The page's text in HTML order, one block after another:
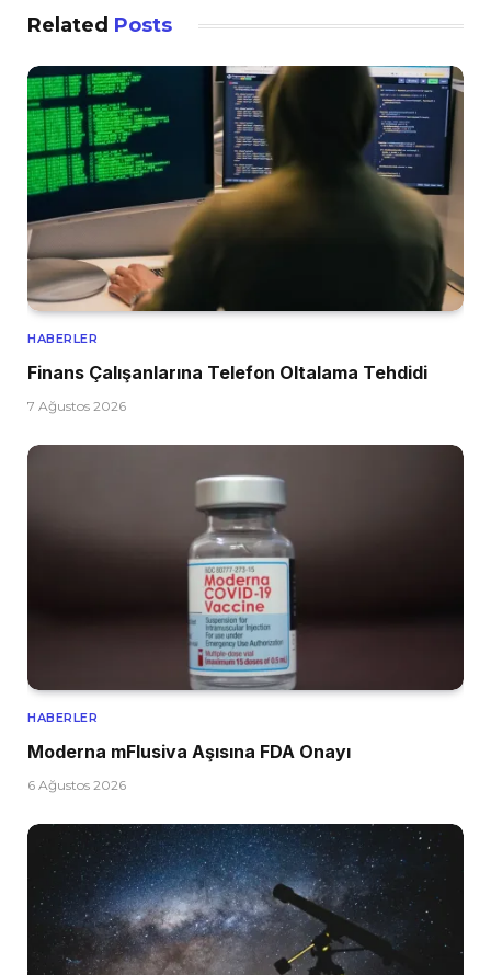
Related Posts
HABERLER
Finans Çalışanlarına Telefon Oltalama Tehdidi
7 Ağustos 2026
HABERLER
Moderna mFlusiva Aşısına FDA Onayı
6 Ağustos 2026